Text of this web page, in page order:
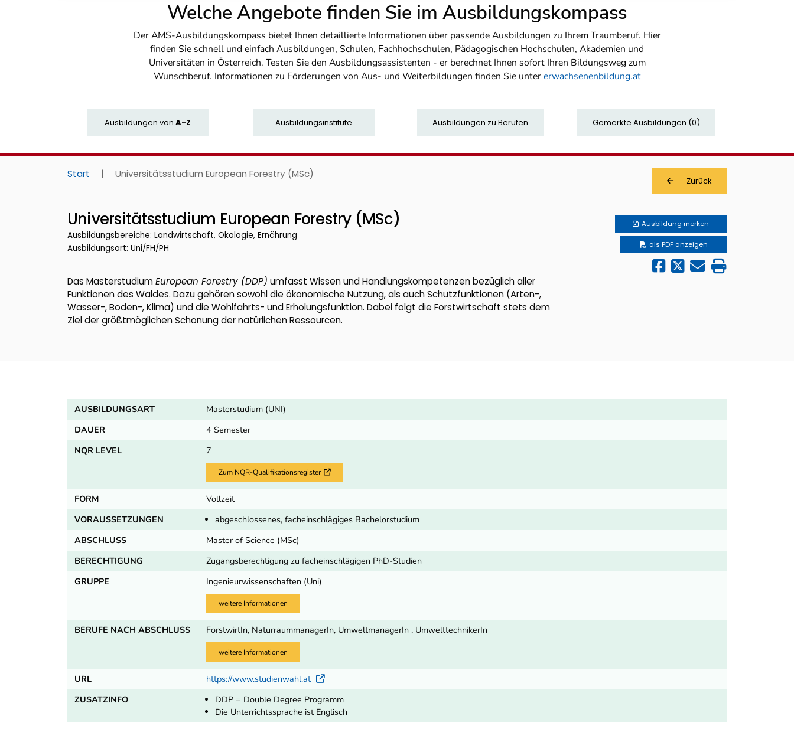
Welche Angebote finden Sie im Ausbildungskompass
Der AMS-Ausbildungskompass bietet Ihnen detaillierte Informationen über passende Ausbildungen zu Ihrem Traumberuf. Hier
finden Sie schnell und einfach Ausbildungen, Schulen, Fachhochschulen, Pädagogischen Hochschulen, Akademien und
Universitäten in Österreich. Testen Sie den Ausbildungsassistenten - er berechnet Ihnen sofort Ihren Bildungsweg zum
Wunschberuf. Informationen zu Förderungen von Aus- und Weiterbildungen finden Sie untererwachsenenbildung.at
Ausbildungen von A-Z Ausbildungsinstitute Ausbildungen zu Berufen Gemerkte Ausbildungen (0)
Start | Universitätsstudium European Forestry (MSc)
Zurück
Universitätsstudium European Forestry (MSc)
Ausbildungsbereiche: Landwirtschaft, Ökologie, Ernährung
Ausbildungsart: Uni/FH/PH
Das MasterstudiumEuropean Forestry (DDP) umfasst Wissen und Handlungskompetenzen bezüglich aller
Funktionen des Waldes. Dazu gehören sowohl die ökonomische Nutzung, als auch Schutzfunktionen (Arten-,
Wasser-, Boden-, Klima) und die Wohlfahrts- und Erholungsfunktion. Dabei folgt die Forstwirtschaft stets dem
Ziel der größtmöglichen Schonung der natürlichen Ressourcen.
Ausbildung merken
als PDF anzeigen
AUSBILDUNGSART
Masterstudium (UNI)
DAUER
4 Semester
NQR LEVEL
7
Zum NQR-Qualifikationsregister Externer Link
FORM
Vollzeit
VORAUSSETZUNGEN
abgeschlossenes, facheinschlägiges Bachelorstudium
ABSCHLUSS
Master of Science (MSc)
BERECHTIGUNG
Zugangsberechtigung zu facheinschlägigen PhD-Studien
GRUPPE
Ingenieurwissenschaften (Uni)
weitere Informationen
BERUFE NACH ABSCHLUSS ForstwirtIn, NaturraummanagerIn, UmweltmanagerIn , UmwelttechnikerIn
weitere Informationen
URL https://www.studienwahl.at Externer Link
ZUSATZINFO
DDP = Double Degree Programm
Die Unterrichtssprache ist Englisch